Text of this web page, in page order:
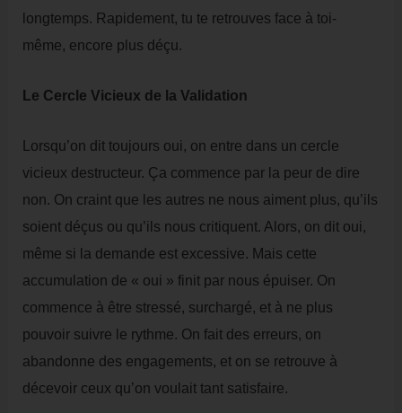
longtemps. Rapidement, tu te retrouves face à toi-
même, encore plus déçu.
Le Cercle Vicieux de la Validation
Lorsqu’on dit toujours oui, on entre dans un cercle
vicieux destructeur. Ça commence par la peur de dire
non. On craint que les autres ne nous aiment plus, qu’ils
soient déçus ou qu’ils nous critiquent. Alors, on dit oui,
même si la demande est excessive. Mais cette
accumulation de « oui » finit par nous épuiser. On
commence à être stressé, surchargé, et à ne plus
pouvoir suivre le rythme. On fait des erreurs, on
abandonne des engagements, et on se retrouve à
décevoir ceux qu’on voulait tant satisfaire.